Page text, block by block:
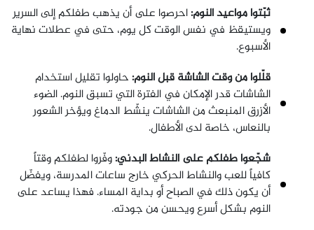
ثبّتوا مواعيد النوم:احرصوا على أن يذهب طفلكم إلى السرير
ويستيقظ في نفس الوقت كل يوم، حتى في عطلات نهاية
الأسبوع.
قلّلوا من وقت الشاشة قبل النوم:حاولوا تقليل استخدام
الشاشات قدر الإمكان في الفترة التي تسبق النوم. الضوء
الأزرق المنبعث من الشاشات ينشّط الدماغ ويؤخر الشعور
بالنعاس، خاصة لدى الأطفال.
شجّعوا طفلكم على النشاط البدني:وفّروا لطفلكم وقتاً
كافياً للعب والنشاط الحركي خارج ساعات المدرسة، ويفضّل
أن يكون ذلك في الصباح أو بداية المساء. فهذا يساعد على
النوم بشكل أسرع ويحسن من جودته.